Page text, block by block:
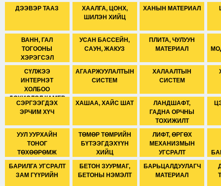
ДЭЭВЭР ТААЗ
ХААЛГА, ЦОНХ,
ШИЛЭН ХИЙЦ
ХАНЫН МАТЕРИАЛ
ВАНН, ГАЛ
ТОГООНЫ
ХЭРЭГСЭЛ
УСАН БАССЕЙН,
САУН, ЖАКУЗ
ПЛИТА, ЧУЛУУН
МАТЕРИАЛ
СҮЛЖЭЭ
ИНТЕРНЭТ
ХОЛБОО
ДОХИОЛОЛ КАМЕР
АГААРЖУУЛАЛТЫН
СИСТЕМ
ХАЛААЛТЫН
СИСТЕМ
СЭРГЭЭГДЭХ
ЭРЧИМ ХҮЧ
ХАШАА, ХАЙС ШАТ
ЛАНДШАФТ,
ГАДНА ОРЧНЫ
ТОХИЖИЛТ
УУЛ УУРХАЙН
ТОНОГ
ТӨХӨӨРӨМЖ
ТӨМӨР ТӨМРИЙН
БҮТЭЭГДЭХҮҮН
ХИЙЦ
ЛИФТ, ӨРГӨХ
МЕХАНИЗМЫН
УГСРАЛТ
БАРИЛГА УГСРАЛТ
ЗАМ ГҮҮРИЙН
БЕТОН ЗУУРМАГ,
БЕТОНЫ НЭМЭЛТ
БАРЬЦАЛДУУЛАГЧ
МАТЕРИАЛ